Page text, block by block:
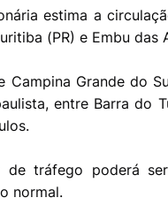
estima a
(PR) e Embu das
Campina Grande do
entre Barra do
de tráfego poderá
normal.